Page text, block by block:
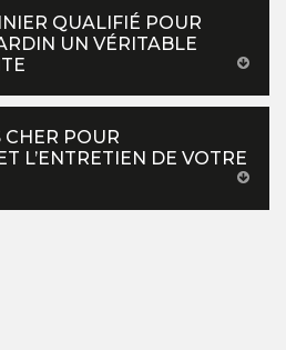
QUALIFIÉ POUR
UN VÉRITABLE
CHER POUR
L’ENTRETIEN DE VOTRE